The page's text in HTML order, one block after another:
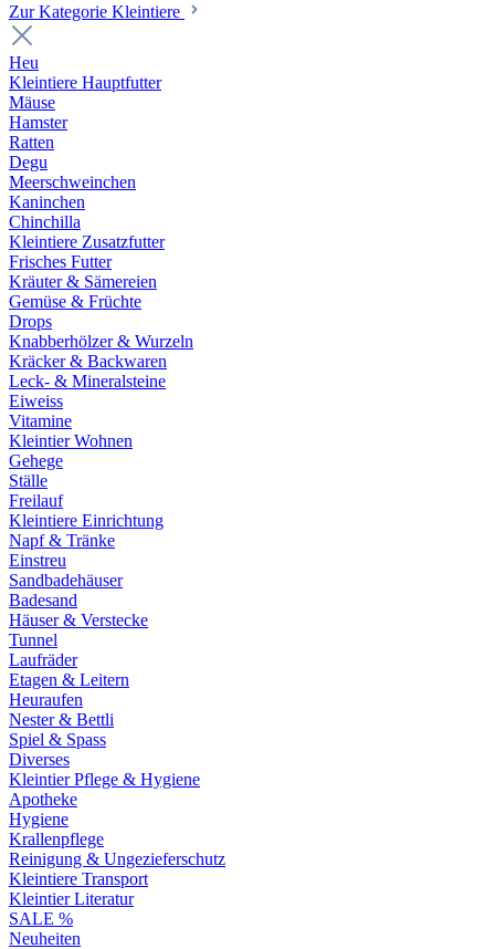
Zur Kategorie Kleintiere
Heu
Kleintiere Hauptfutter
Mäuse
Hamster
Ratten
Degu
Meerschweinchen
Kaninchen
Chinchilla
Kleintiere Zusatzfutter
Frisches Futter
Kräuter & Sämereien
Gemüse & Früchte
Drops
Knabberhölzer & Wurzeln
Kräcker & Backwaren
Leck- & Mineralsteine
Eiweiss
Vitamine
Kleintier Wohnen
Gehege
Ställe
Freilauf
Kleintiere Einrichtung
Napf & Tränke
Einstreu
Sandbadehäuser
Badesand
Häuser & Verstecke
Tunnel
Laufräder
Etagen & Leitern
Heuraufen
Nester & Bettli
Spiel & Spass
Diverses
Kleintier Pflege & Hygiene
Apotheke
Hygiene
Krallenpflege
Reinigung & Ungezieferschutz
Kleintiere Transport
Kleintier Literatur
SALE %
Neuheiten